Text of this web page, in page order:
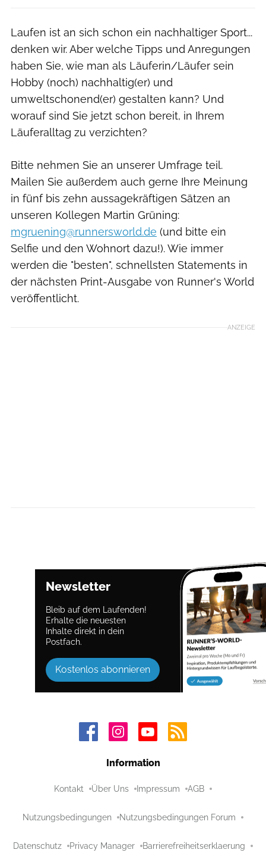
Laufen ist an sich schon ein nachhaltiger Sport...
denken wir. Aber welche Tipps und Anregungen
haben Sie, wie man als Läuferin/Läufer sein
Hobby (noch) nachhaltig(er) und
umweltschonend(er) gestalten kann? Und
worauf sind Sie jetzt schon bereit, in Ihrem
Läuferalltag zu verzichten?
Bitte nehmen Sie an unserer Umfrage teil.
Mailen Sie außerdem auch gerne Ihre Meinung
in fünf bis zehn aussagekräftigen Sätzen an
unseren Kollegen Martin Grüning:
mgruening@runnersworld.de (und bitte ein
Selfie und den Wohnort dazu!). Wie immer
werden die "besten", schnellsten Statements in
der nächsten Print-Ausgabe von Runner's World
veröffentlicht.
ANZEIGE
Newsletter
Bleib auf dem Laufenden!
Erhalte die neuesten
Inhalte direkt in dein
Postfach.
Kostenlos abonnieren
Information
Kontakt Über Uns Impressum AGB
Nutzungsbedingungen Nutzungsbedingungen Forum
Datenschutz Privacy Manager Barrierefreiheitserklaerung